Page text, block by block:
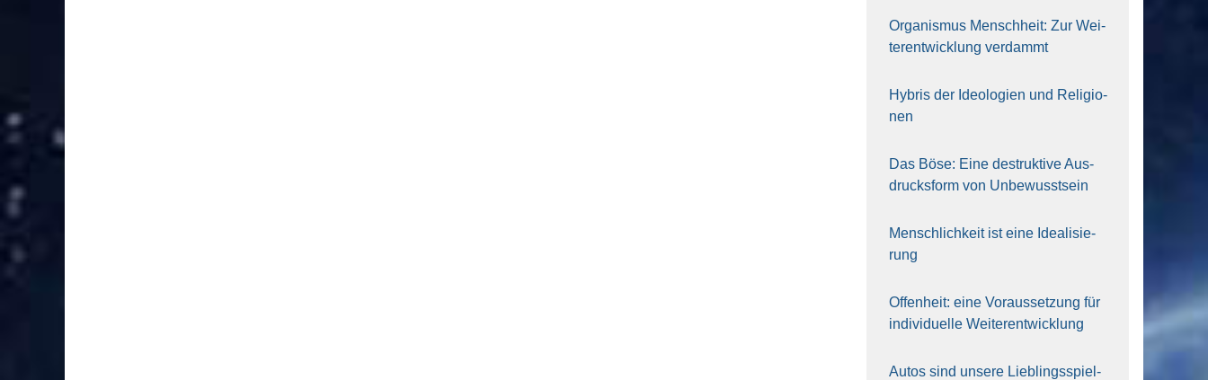
Orga­nis­mus Mensch­heit: Zur Wei­
ter­ent­wick­lung ver­dammt
Hybris der Ideo­lo­gien und Reli­gio­
nen
Das Böse: Eine destruk­ti­ve Aus­
drucks­form von Unbe­wusst­sein
Mensch­lich­keit ist eine Idea­li­sie­
rung
Offen­heit: eine Vor­aus­set­zung für
indi­vi­du­el­le Wei­ter­ent­wick­lung
Autos sind unse­re Lieb­lings­spiel­